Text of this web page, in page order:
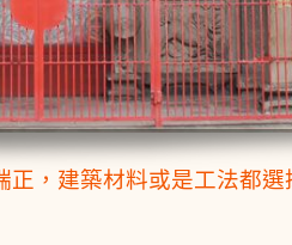
，建築材料或是工法都